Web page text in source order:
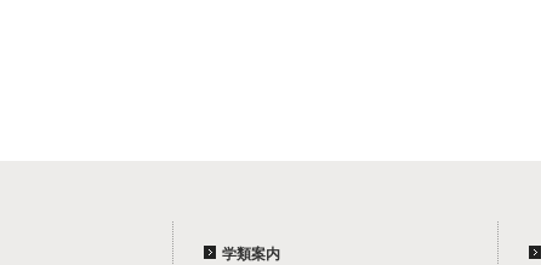
学類案内